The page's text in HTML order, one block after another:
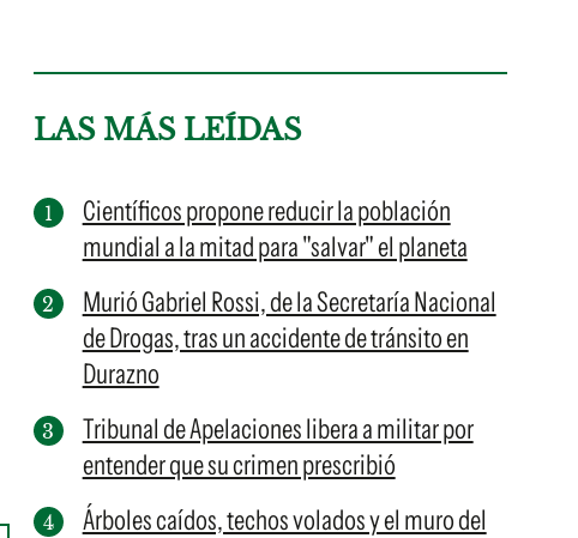
LAS MÁS LEÍDAS
Científicos propone reducir la población
mundial a la mitad para "salvar" el planeta
Murió Gabriel Rossi, de la Secretaría Nacional
de Drogas, tras un accidente de tránsito en
Durazno
Tribunal de Apelaciones libera a militar por
entender que su crimen prescribió
Árboles caídos, techos volados y el muro del